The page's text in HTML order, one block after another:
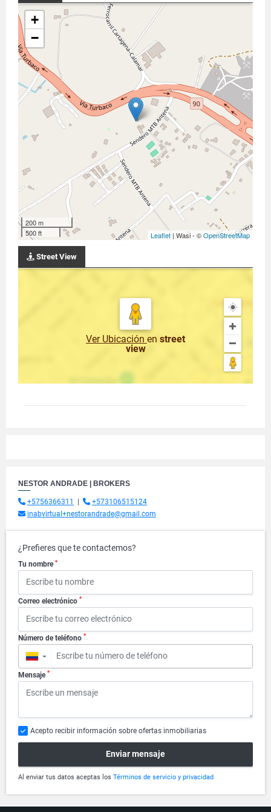
+
−
200 m
500 ft
Leaflet | Wasi - ©OpenStreetMap
Street View
Ver Ubicación en street
view
NESTOR ANDRADE | BROKERS
+5756366311
+573106515124
inabvirtual+nestorandrade@gmail.com
¿Prefieres que te contactemos?
Tu nombre *
Correo electrónico *
Número de teléfono *
▼
Mensaje *
Acepto recibir información sobre ofertas inmobiliarias
Enviar mensaje
Al enviar tus datos aceptas los Términos de servicio y privacidad